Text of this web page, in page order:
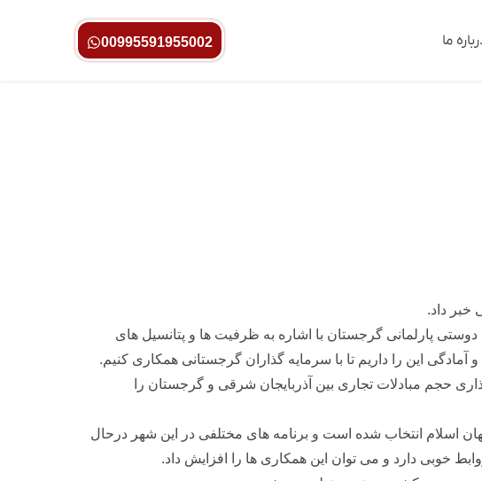
ما 00995591955002
خبر داد.
پارلمانی گرجستان با اشاره به ظرفیت ها و پتانسیل های
این را داریم تا با سرمایه گذاران گرجستانی همکاری کنیم.
حجم مبادلات تجاری بین آذربایجان شرقی و گرجستان را
کشورهای جهان اسلام انتخاب شده است و برنامه های مختلفی در این شهر درحال
خوبی دارد و می توان این همکاری ها را افزایش داد.